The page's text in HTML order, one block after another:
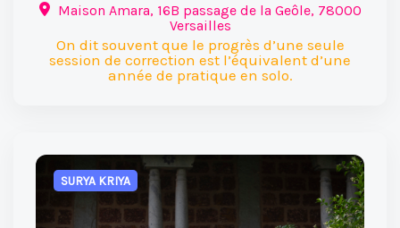
Maison Amara, 16B passage de la Geôle, 78000
Versailles
On dit souvent que le progrès d’une seule
session de correction est l’équivalent d’une
année de pratique en solo.
SURYA KRIYA